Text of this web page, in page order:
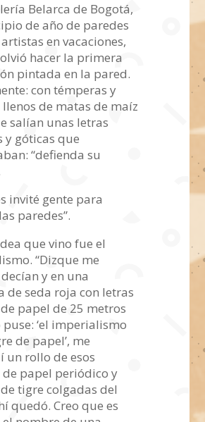
Belarca de Bogotá,
de año de paredes
en vacaciones,
hacer la primera
pintada en la pared.
con témperas y
llenos de matas de maíz
salían unas letras
y góticas que
“defienda su
invité gente para
paredes”.
que vino fue el
“Dizque me
y en una
de seda roja con letras
papel de 25 metros
‘el imperialismo
de papel’, me
un rollo de esos
de papel periódico y
tigre colgadas del
quedó. Creo que es